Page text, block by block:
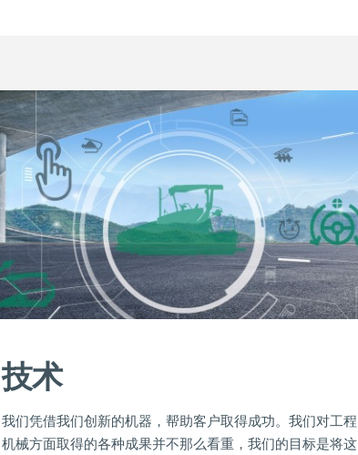
技术
我们凭借我们创新的机器，帮助客户取得成功。我们对工程
机械方面取得的各种成果并不那么看重，我们的目标是将这